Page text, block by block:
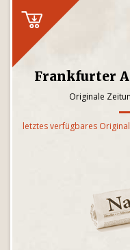
Frankfurter
Originale
letztes verfügbares